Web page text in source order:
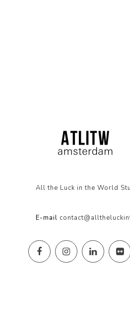
All the Luck in the World
E-mail